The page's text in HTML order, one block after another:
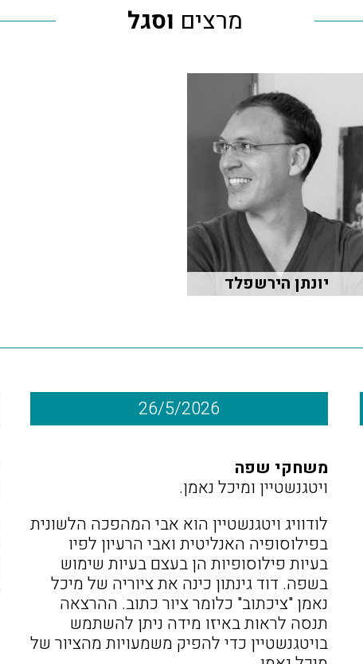
מרצים וסגל
יונתן הירשפלד
26/5/2026
משחקי שפה
ויטגנשטיין ומיכל נאמן.
לודוויג ויטגנשטיין הוא אבי המהפכה הלשונית
בפילוסופיה האנליטית ואבי הרעיון לפיו
בעיות פילוסופיות הן בעצם בעיות שימוש
בשפה. דוד גינתון כינה את ציוריה של מיכל
נאמן "ציכתוב" כלומר ציור כתוב. ההרצאה
תנסה לראות באיזו מידה ניתן להשתמש
בויטגנשטיין כדי להפיק משמעויות מהציור של